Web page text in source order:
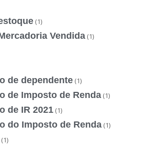
(1)
Vendida (1)
de dependente (1)
de Imposto de Renda (1)
de IR 2021 (1)
do Imposto de Renda (1)
(1)